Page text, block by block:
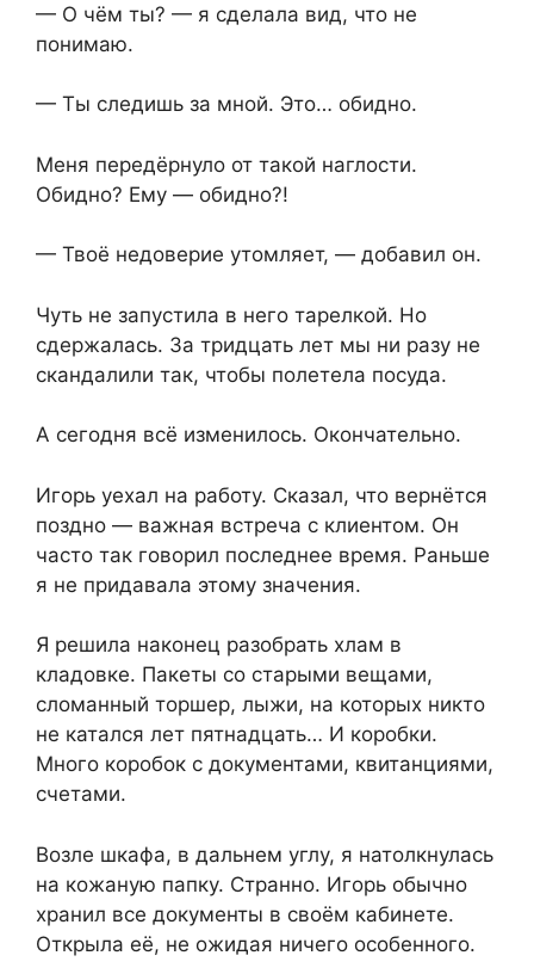
— О чём ты? — я сделала вид, что не
понимаю.
— Ты следишь за мной. Это… обидно.
Меня передёрнуло от такой наглости.
Обидно? Ему — обидно?!
— Твоё недоверие утомляет, — добавил он.
Чуть не запустила в него тарелкой. Но
сдержалась. За тридцать лет мы ни разу не
скандалили так, чтобы полетела посуда.
А сегодня всё изменилось. Окончательно.
Игорь уехал на работу. Сказал, что вернётся
поздно — важная встреча с клиентом. Он
часто так говорил последнее время. Раньше
я не придавала этому значения.
Я решила наконец разобрать хлам в
кладовке. Пакеты со старыми вещами,
сломанный торшер, лыжи, на которых никто
не катался лет пятнадцать… И коробки.
Много коробок с документами, квитанциями,
счетами.
Возле шкафа, в дальнем углу, я натолкнулась
на кожаную папку. Странно. Игорь обычно
хранил все документы в своём кабинете.
Открыла её, не ожидая ничего особенного.